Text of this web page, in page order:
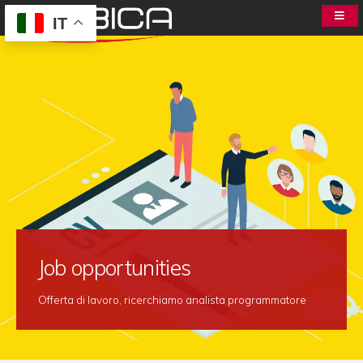
IT
Job opportunities
Offerta di lavoro, ricerchiamo analista programmatore
Allestire un negozio?
Realizzare le tue ambizioni col massimo risultato.